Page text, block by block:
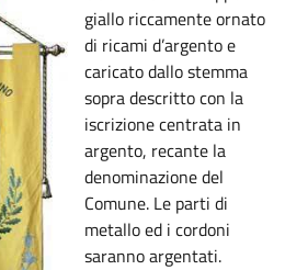
giallo riccamente ornato
di ricami d’argento e
caricato dallo stemma
sopra descritto con la
iscrizione centrata in
argento, recante la
denominazione del
Comune. Le parti di
metallo ed i cordoni
saranno argentati.